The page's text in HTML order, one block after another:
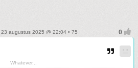
23 augustus 2025 @ 22:04 • 75
Whatever...